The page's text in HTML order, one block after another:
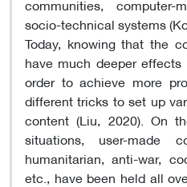
socio-technical systems
Today, knowing that the
have much deeper
order to achieve more
different tricks to set up
content (Liu, 2020). On
situations, user-made
humanitarian, anti-war,
etc., have been held all